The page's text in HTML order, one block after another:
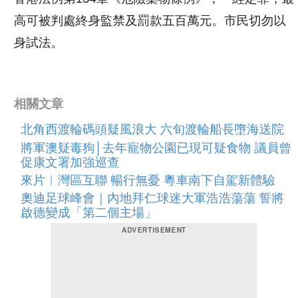
高可被判處終身監禁及罰款五百萬元。市民切勿以
身試法。
相關文章
北角西渡輪碼頭疑風浪大 六旬渡輪船長墮海送院
將軍澳疑毒狗│去年寵物公園已現可疑食物 議員曾
促康文署加強巡查
來片︱灣區互聯 暢行無憂 粵車南下自駕新體驗
奧迪足球峰會｜內地拜仁球迷大軍浩浩蕩蕩 誓將
啟德變成「第二個主場」